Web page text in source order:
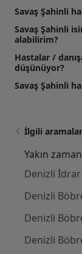
Savaş Şahinli
Savaş Şahinli
alabilirim?
Hastalar /
düşünüyor?
Savaş Şahinli
İlgili aramalar
Yakın
Denizli İdrar
Denizli
Denizli
Denizli